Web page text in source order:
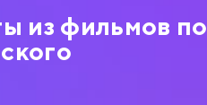
из фильмов по